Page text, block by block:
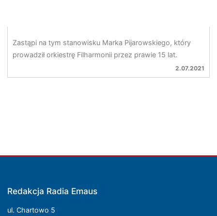
Zastąpi na tym stanowisku Marka Pijarowskiego, który
prowadził orkiestrę Filharmonii przez prawie 15 lat.
2.07.2021
Redakcja Radia Emaus
ul. Chartowo 5